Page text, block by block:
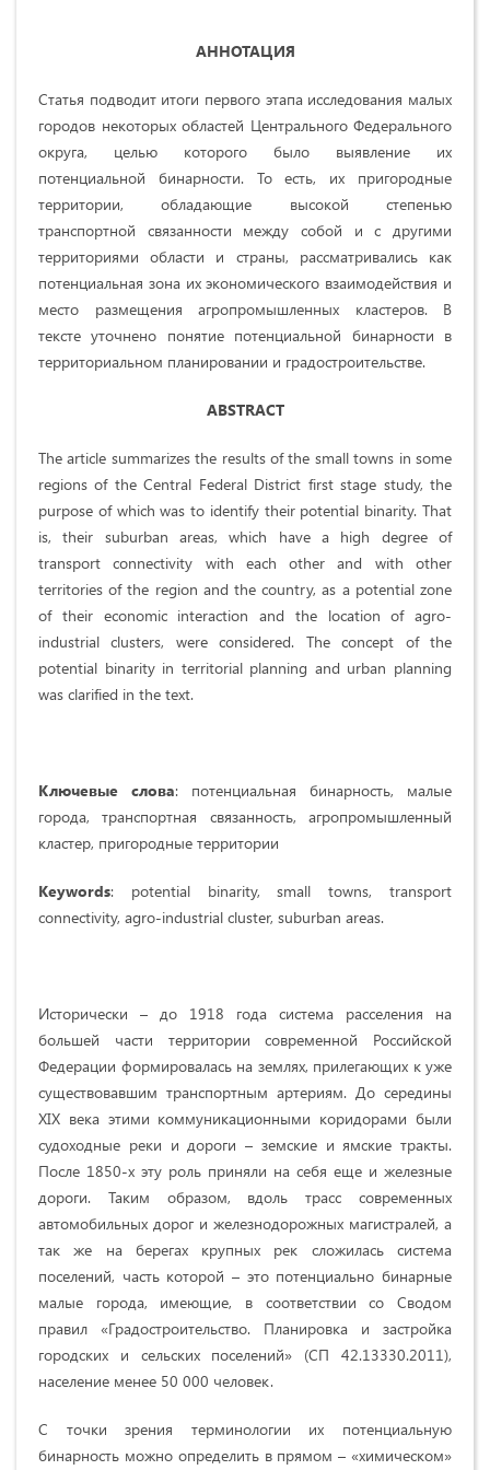
АННОТАЦИЯ
Статья подводит итоги первого этапа исследования малых
городов некоторых областей Центрального Федерального
округа, целью которого было выявление их
потенциальной бинарности. То есть, их пригородные
территории, обладающие высокой степенью
транспортной связанности между собой и с другими
территориями области и страны, рассматривались как
потенциальная зона их экономического взаимодействия и
место размещения агропромышленных кластеров. В
тексте уточнено понятие потенциальной бинарности в
территориальном планировании и градостроительстве.
ABSTRACT
The article summarizes the results of the small towns in some
regions of the Central Federal District first stage study, the
purpose of which was to identify their potential binarity. That
is, their suburban areas, which have a high degree of
transport connectivity with each other and with other
territories of the region and the country, as a potential zone
of their economic interaction and the location of agro-
industrial clusters, were considered. The concept of the
potential binarity in territorial planning and urban planning
was clarified in the text.
Ключевые слова: потенциальная бинарность, малые
города, транспортная связанность, агропромышленный
кластер, пригородные территории
Keywords: potential binarity, small towns, transport
connectivity, agro-industrial cluster, suburban areas.
Исторически – до 1918 года система расселения на
большей части территории современной Российской
Федерации формировалась на землях, прилегающих к уже
существовавшим транспортным артериям. До середины
XIX века этими коммуникационными коридорами были
судоходные реки и дороги – земские и ямские тракты.
После 1850-х эту роль приняли на себя еще и железные
дороги. Таким образом, вдоль трасс современных
автомобильных дорог и железнодорожных магистралей, а
так же на берегах крупных рек сложилась система
поселений, часть которой – это потенциально бинарные
малые города, имеющие, в соответствии со Сводом
правил «Градостроительство. Планировка и застройка
городских и сельских поселений» (СП 42.13330.2011),
население менее 50 000 человек.
С точки зрения терминологии их потенциальную
бинарность можно определить в прямом – «химическом»